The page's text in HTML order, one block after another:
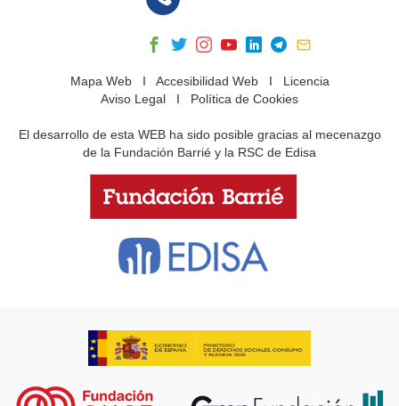
Mapa WebI Accesibilidad WebI Licencia
Aviso Legal I Política de Cookies
El desarrollo de esta WEB ha sido posible gracias al mecenazgo
de la Fundación Barrié y la RSC de Edisa